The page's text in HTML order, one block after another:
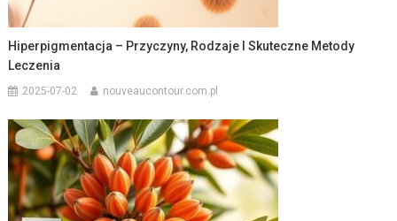
Hiperpigmentacja – Przyczyny, Rodzaje I Skuteczne Metody
Leczenia
2025-07-02 nouveaucontour.com.pl